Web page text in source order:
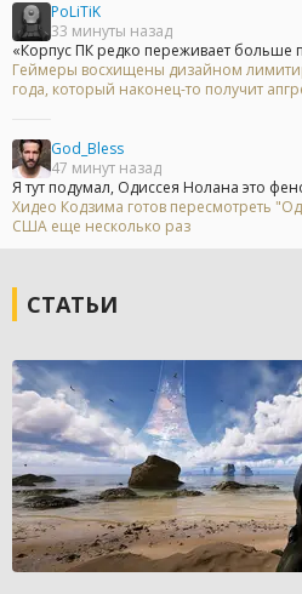
PoLiTiK
33 минуты назад
«Корпус ПК редко переживает больше
Геймеры восхищены дизайном
года, который наконец-то получит
God_Bless
47 минут назад
Я тут подумал, Одиссея Нолана это
Хидео Кодзима готов пересмотреть
США еще несколько раз
СТАТЬИ